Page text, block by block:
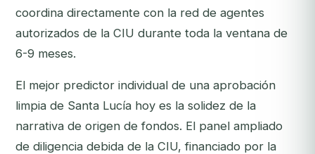
coordina directamente con la red de agentes
autorizados de la CIU durante toda la ventana de
6-9 meses.
El mejor predictor individual de una aprobación
limpia de Santa Lucía hoy es la solidez de la
narrativa de origen de fondos. El panel ampliado
de diligencia debida de la CIU, financiado por la